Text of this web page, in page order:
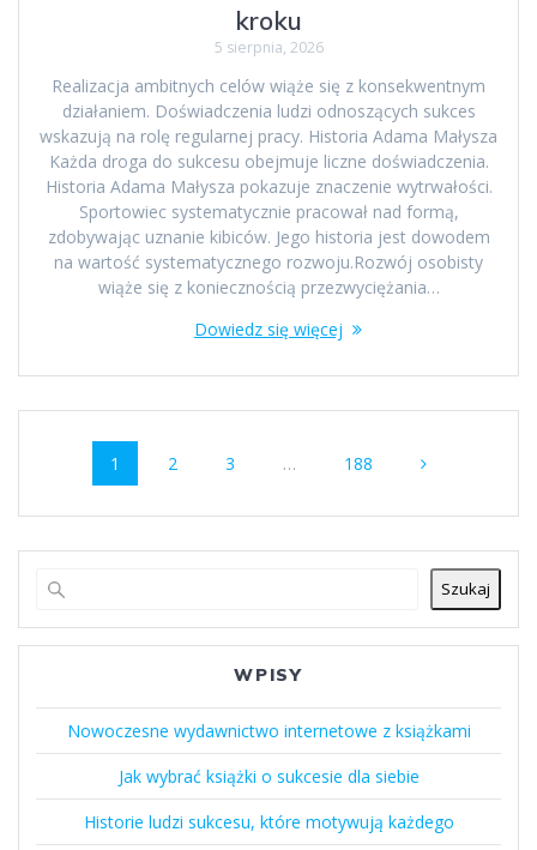
kroku
5 sierpnia, 2026
Realizacja ambitnych celów wiąże się z konsekwentnym
działaniem. Doświadczenia ludzi odnoszących sukces
wskazują na rolę regularnej pracy. Historia Adama Małysza
Każda droga do sukcesu obejmuje liczne doświadczenia.
Historia Adama Małysza pokazuje znaczenie wytrwałości.
Sportowiec systematycznie pracował nad formą,
zdobywając uznanie kibiców. Jego historia jest dowodem
na wartość systematycznego rozwoju.Rozwój osobisty
wiąże się z koniecznością przezwyciężania…
Dowiedz się więcej
Nawigacja
wpisach
Strona
1 Strona
2 Strona
3 … Strona
188
Szukaj
WPISY
Nowoczesne wydawnictwo internetowe z książkami
Jak wybrać książki o sukcesie dla siebie
Historie ludzi sukcesu, które motywują każdego